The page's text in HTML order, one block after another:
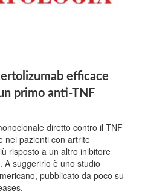
efficace
primo anti-TNF
diretto contro il TNF
nei pazienti con artrite
risposto a un altro inibitore
A suggerirlo è uno studio
pubblicato da poco su